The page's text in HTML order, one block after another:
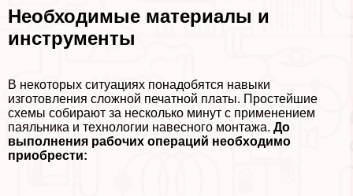
Необходимые материалы и
инструменты
В некоторых ситуациях понадобятся навыки
изготовления сложной печатной платы. Простейшие
схемы собирают за несколько минут с применением
паяльника и технологии навесного монтажа. До
выполнения рабочих операций необходимо
приобрести: